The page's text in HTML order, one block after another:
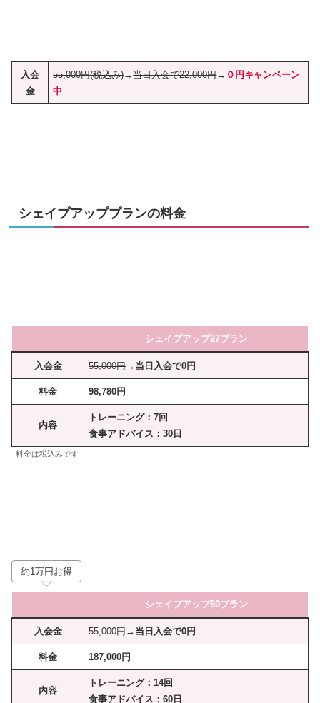
入会
金
55,000円(税込み)→当日入会で22,000円→ ０円キャンペーン
中
シェイプアッププランの料金
シェイプアップ27プラン
入会金 55,000円→当日入会で0円
料金 98,780円
内容
トレーニング：7回
食事アドバイス：30日
料金は税込みです
約1万円お得
シェイプアップ60プラン
入会金 55,000円→当日入会で0円
料金 187,000円
内容
トレーニング：14回
食事アドバイス：60日